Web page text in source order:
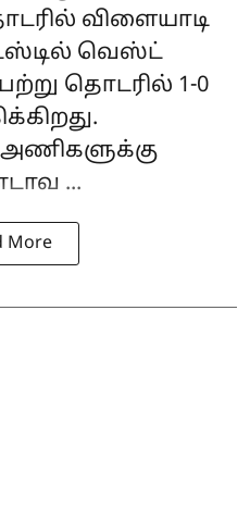
விளையாடி
வெஸ்ட்
தொடரில் 1-0
...
More